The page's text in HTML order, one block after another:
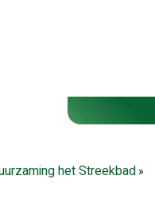
het Streekbad»